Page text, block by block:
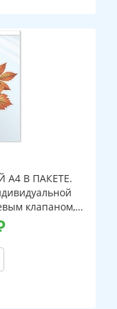
А4 В ПАКЕТЕ.
клапаном,